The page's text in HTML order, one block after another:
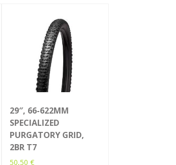
29″, 66-622MM
SPECIALIZED
PURGATORY GRID,
2BR T7
50,50 €